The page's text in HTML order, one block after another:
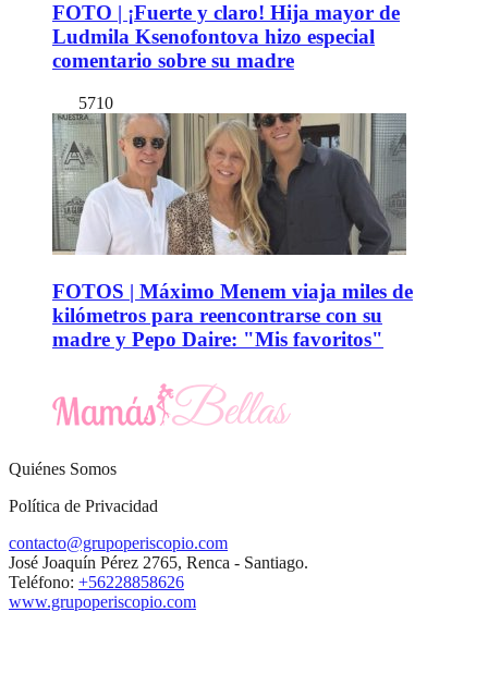
FOTO | ¡Fuerte y claro! Hija mayor de
Ludmila Ksenofontova hizo especial
comentario sobre su madre
5710
FOTOS | Máximo Menem viaja miles de
kilómetros para reencontrarse con su
madre y Pepo Daire: "Mis favoritos"
Quiénes Somos
Política de Privacidad
contacto@grupoperiscopio.com
José Joaquín Pérez 2765, Renca - Santiago.
Teléfono: +56228858626
www.grupoperiscopio.com